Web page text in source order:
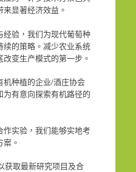
显著经济效益。
验，我们为现代葡萄种
的策略。减少农业系统
变生产模式的第一步。
机种植的企业/酒庄协会
有意向探索有机路径的
实验，我们能够实地考
。
获取最新研究项目及合